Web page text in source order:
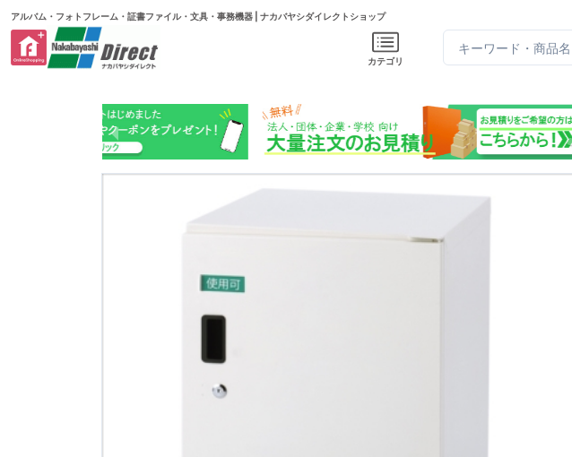
アルバム・フォトフレーム・証書ファイル・文具・事務機器 | ナカバヤシダイレクトショップ
カテゴリ